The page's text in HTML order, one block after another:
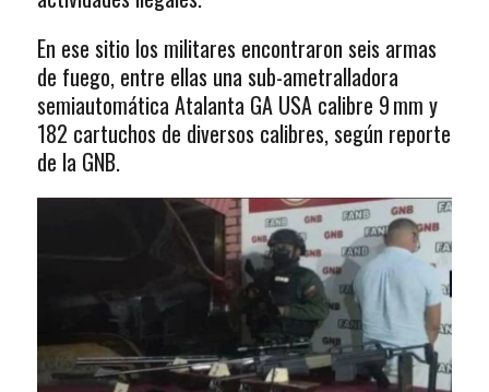
En ese sitio los militares encontraron seis armas
de fuego, entre ellas una sub-ametralladora
semiautomática Atalanta GA USA calibre 9 mm y
182 cartuchos de diversos calibres, según reporte
de la GNB.